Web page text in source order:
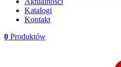
Katalogi
Kontakt
0 Produktów